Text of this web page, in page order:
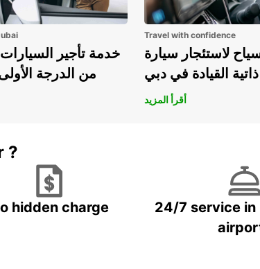
خدمة تأجير
من الدرجة
Travel with confidence
لاستئجار سيارة
ذاتية القيادة في دبي
أقرأ المزيد
?
hidden charge
24/7 service in